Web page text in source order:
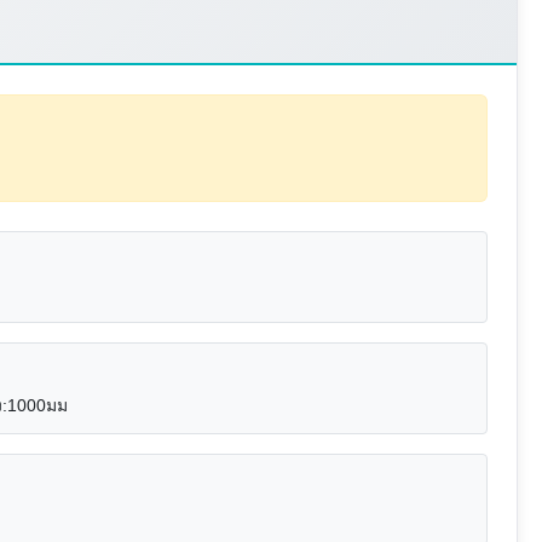
มม